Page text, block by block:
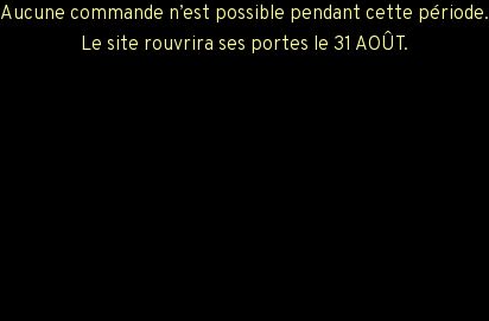
Aucune commande n’est possible pendant cette période.
Le site rouvrira ses portes le 31 AOÛT.